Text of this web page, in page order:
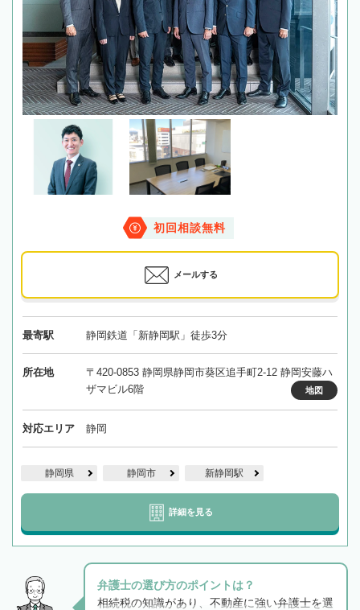
初回相談無料
メールする
最寄駅 静岡鉄道「新静岡駅」徒歩3分
所在地
〒420-0853 静岡県静岡市葵区追手町2-12 静岡安藤ハ
ザマビル6階
地図
対応エリア 静岡
静岡県 静岡市 新静岡駅
詳細を見る
弁護士の選び方のポイントは？
相続税の知識があり、不動産に強い弁護士を選